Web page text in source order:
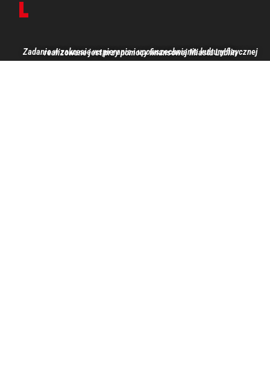
Zadanie w zakresie wspierania i upowszechniania kultury fizycznej realizowane jest przy pomocy finansowej Miasta Lublin